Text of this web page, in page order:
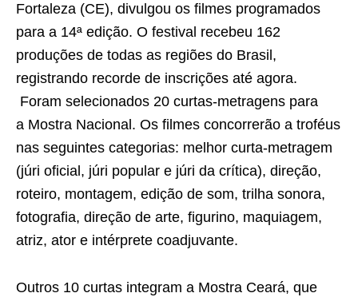
Fortaleza (CE), divulgou os filmes programados
para a 14ª edição. O festival recebeu 162
produções de todas as regiões do Brasil,
registrando recorde de inscrições até agora.
Foram selecionados 20 curtas-metragens para
a Mostra Nacional. Os filmes concorrerão a troféus
nas seguintes categorias: melhor curta-metragem
(júri oficial, júri popular e júri da crítica), direção,
roteiro, montagem, edição de som, trilha sonora,
fotografia, direção de arte, figurino, maquiagem,
atriz, ator e intérprete coadjuvante.
Outros 10 curtas integram a Mostra Ceará, que